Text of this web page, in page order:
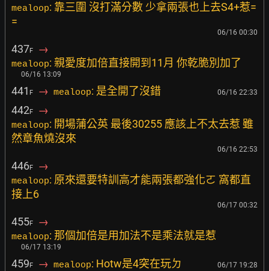
mealoop: 靠三圍 沒打滿分數 少拿兩張也上去S4+惹=
=
06/16 00:30
437F →
mealoop: 親愛度加倍直接開到11月 你乾脆別加了
06/16 13:09
441 F → mealoop: 是全開了沒錯 06/16 22:33
442F →
mealoop: 開場蒲公英 最後30255 應該上不太去惹 雖
然章魚燒沒來
06/16 22:53
446F →
mealoop: 原來還要特訓高才能兩張都強化ㄛ 窩都直
接上6
06/17 00:32
455F →
mealoop: 那個加倍是用加法不是乘法就是惹
06/17 13:19
459F → mealoop: Hotw是4突在玩ㄉ 06/17 19:28